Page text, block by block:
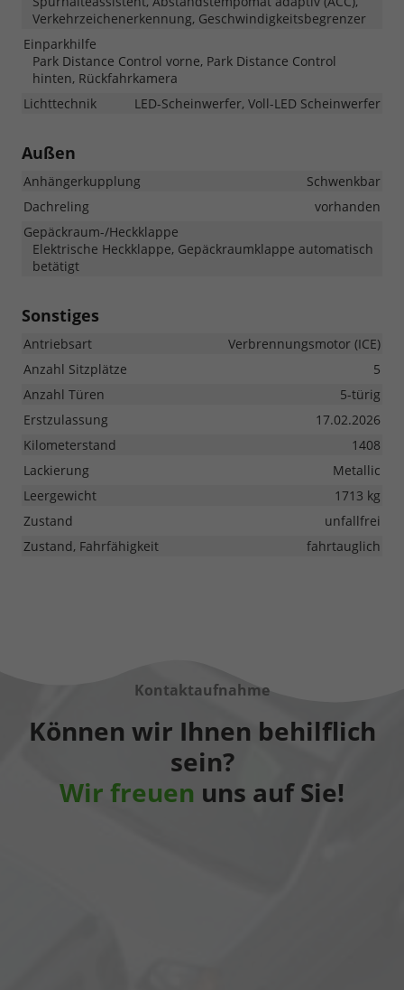
Verkehrzeichenerkennung, Geschwindigkeitsbegrenzer
Einparkhilfe
Park Distance Control vorne, Park Distance Control
hinten, Rückfahrkamera
Lichttechnik
LED-Scheinwerfer, Voll-LED Scheinwerfer
Außen
Anhängerkupplung
Schwenkbar
Dachreling
vorhanden
Gepäckraum-/Heckklappe
Elektrische Heckklappe, Gepäckraumklappe automatisch
betätigt
Sonstiges
Antriebsart
Verbrennungsmotor (ICE)
Anzahl Sitzplätze
5
Anzahl Türen
5-türig
Erstzulassung
17.02.2026
Kilometerstand
1408
Lackierung
Metallic
Leergewicht
1713 kg
Zustand
unfallfrei
Zustand, Fahrfähigkeit
fahrtauglich
Kontaktaufnahme
Können wir Ihnen behilflich
sein?
Wir freuen uns auf Sie!